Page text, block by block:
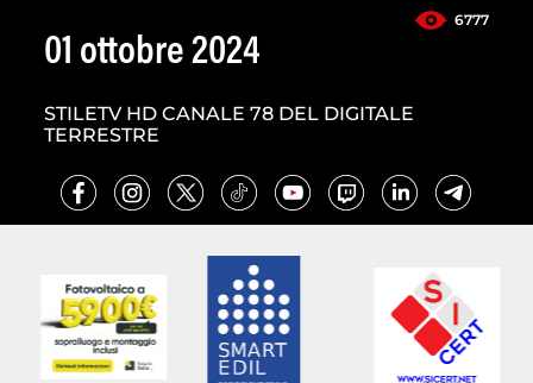
6777
01 ottobre 2024
STILETV HD CANALE 78 DEL DIGITALE
TERRESTRE